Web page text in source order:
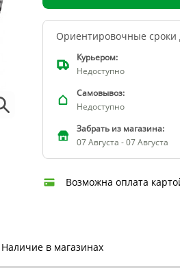
Ориентировочные сроки
Курьером:
Недоступно
Самовывоз:
Недоступно
Забрать из магазина:
07 Августа - 07 Августа
Возможна оплата
Наличие в магазинах